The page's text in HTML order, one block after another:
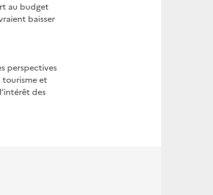
au budget
baisser
perspectives
tourisme et
des